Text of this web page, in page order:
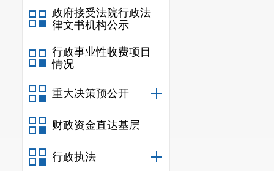
政府接受法院行政法
律文书机构公示
行政事业性收费项目
情况
重大决策预公开
财政资金直达基层
行政执法